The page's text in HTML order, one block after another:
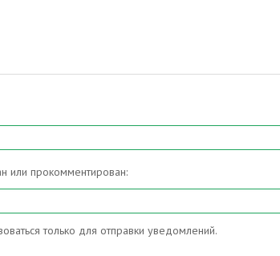
или прокомментирован:
только для отправки уведомлений.